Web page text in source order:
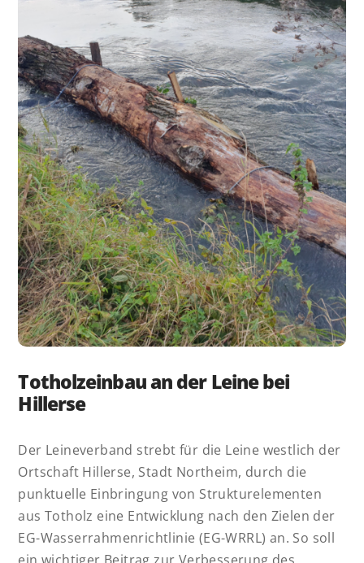
Totholzeinbau an der Leine bei
Hillerse
Der Leineverband strebt für die Leine westlich der
Ortschaft Hillerse, Stadt Northeim, durch die
punktuelle Einbringung von Strukturelementen
aus Totholz eine Entwicklung nach den Zielen der
EG-Wasserrahmenrichtlinie (EG-WRRL) an. So soll